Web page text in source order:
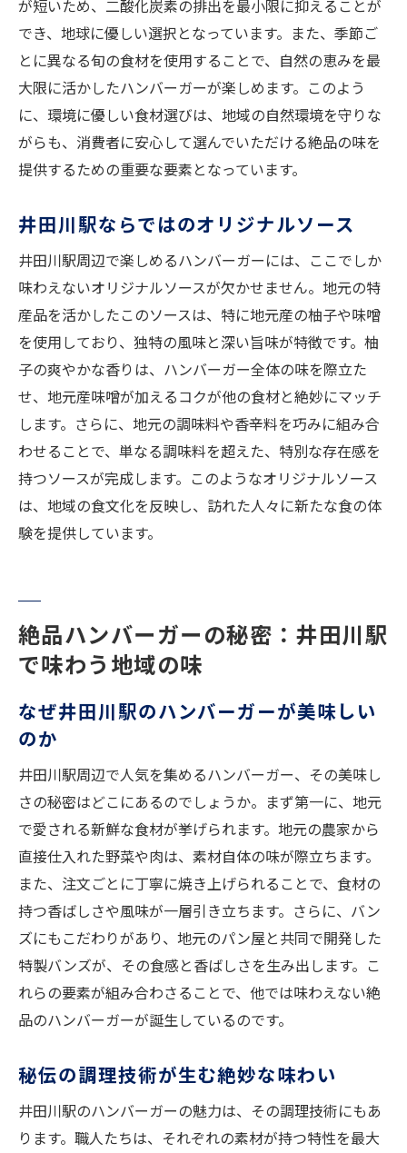
絶品ハンバーガーの作り方を詳解
美味しさの秘密に迫るガイド
ハンバーガーの味わいを引き立てるポイン
ト
が短いため、二酸化炭素の排出を最小限に抑えることが
でき、地球に優しい選択となっています。また、季節ご
とに異なる旬の食材を使用することで、自然の恵みを最
大限に活かしたハンバーガーが楽しめます。このよう
に、環境に優しい食材選びは、地域の自然環境を守りな
がらも、消費者に安心して選んでいただける絶品の味を
提供するための重要な要素となっています。
井田川駅ならではのオリジナルソース
井田川駅周辺で楽しめるハンバーガーには、ここでしか
味わえないオリジナルソースが欠かせません。地元の特
産品を活かしたこのソースは、特に地元産の柚子や味噌
を使用しており、独特の風味と深い旨味が特徴です。柚
子の爽やかな香りは、ハンバーガー全体の味を際立た
せ、地元産味噌が加えるコクが他の食材と絶妙にマッチ
します。さらに、地元の調味料や香辛料を巧みに組み合
わせることで、単なる調味料を超えた、特別な存在感を
持つソースが完成します。このようなオリジナルソース
は、地域の食文化を反映し、訪れた人々に新たな食の体
験を提供しています。
絶品ハンバーガーの秘密：井田川駅
で味わう地域の味
なぜ井田川駅のハンバーガーが美味しい
のか
井田川駅周辺で人気を集めるハンバーガー、その美味し
さの秘密はどこにあるのでしょうか。まず第一に、地元
で愛される新鮮な食材が挙げられます。地元の農家から
直接仕入れた野菜や肉は、素材自体の味が際立ちます。
また、注文ごとに丁寧に焼き上げられることで、食材の
持つ香ばしさや風味が一層引き立ちます。さらに、バン
ズにもこだわりがあり、地元のパン屋と共同で開発した
特製バンズが、その食感と香ばしさを生み出します。こ
れらの要素が組み合わさることで、他では味わえない絶
品のハンバーガーが誕生しているのです。
秘伝の調理技術が生む絶妙な味わい
井田川駅のハンバーガーの魅力は、その調理技術にもあ
ります。職人たちは、それぞれの素材が持つ特性を最大